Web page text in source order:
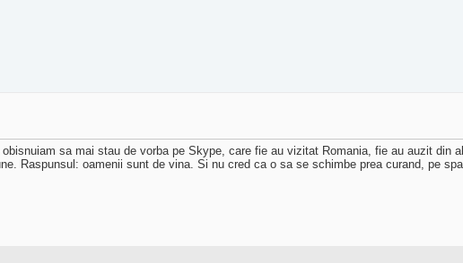
sa mai stau de vorba pe Skype, care fie au vizitat Romania, fie au auzit din
Raspunsul: oamenii sunt de vina. Si nu cred ca o sa se schimbe prea curand, pe